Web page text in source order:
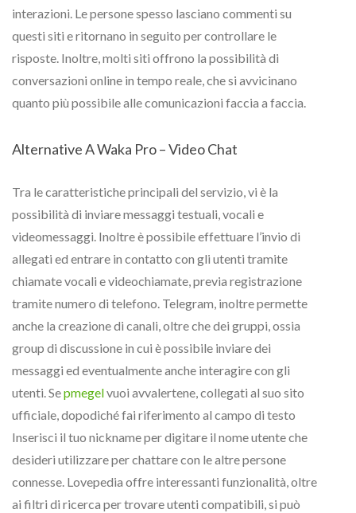
interazioni. Le persone spesso lasciano commenti su
questi siti e ritornano in seguito per controllare le
risposte. Inoltre, molti siti offrono la possibilità di
conversazioni online in tempo reale, che si avvicinano
quanto più possibile alle comunicazioni faccia a faccia.
Alternative A Waka Pro – Video Chat
Tra le caratteristiche principali del servizio, vi è la
possibilità di inviare messaggi testuali, vocali e
videomessaggi. Inoltre è possibile effettuare l’invio di
allegati ed entrare in contatto con gli utenti tramite
chiamate vocali e videochiamate, previa registrazione
tramite numero di telefono. Telegram, inoltre permette
anche la creazione di canali, oltre che dei gruppi, ossia
group di discussione in cui è possibile inviare dei
messaggi ed eventualmente anche interagire con gli
utenti. Sepmegelvuoi avvalertene, collegati al suo sito
ufficiale, dopodiché fai riferimento al campo di testo
Inserisci il tuo nickname per digitare il nome utente che
desideri utilizzare per chattare con le altre persone
connesse. Lovepedia offre interessanti funzionalità, oltre
ai filtri di ricerca per trovare utenti compatibili, si può